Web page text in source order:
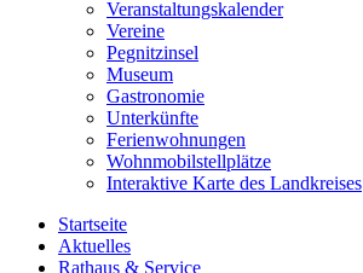
Veranstaltungskalender
Vereine
Pegnitzinsel
Museum
Gastronomie
Unterkünfte
Ferienwohnungen
Wohnmobilstellplätze
Interaktive Karte des Landkreises
Startseite
Aktuelles
Rathaus & Service